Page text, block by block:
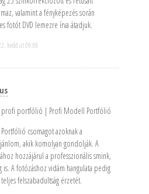
valamint a fényképezés során
fotót DVD lemezre írva átadjuk.
kedd at 09:06
profi portfólió | Profi Modell Portfólió
csomagot azoknak a
akik komolyan gondolják. A
hozzájárul a professzionális smink,
is. A fotózáshoz vidám hangulata pedig
felszabadultság érzetét.